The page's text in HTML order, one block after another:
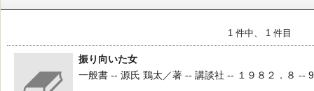
1 件中、 1 件目
振り向いた女
一般書 -- 源氏 鶏太／著 -- 講談社 -- １９８２．８ --